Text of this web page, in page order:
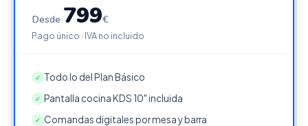
Desde 799€
Pago único · IVA no incluido
✓ Todo lo del Plan Básico
✓ Pantalla cocina KDS 10" incluida
✓ Comandas digitales por mesa y barra